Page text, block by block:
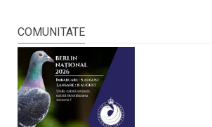
COMUNITATE